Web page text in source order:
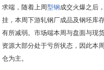
求端，随着上周型钢成交火爆之后
挂，本周下游轧钢厂成品及钢坯库
有所减弱。市场端本周与盘面与现
资源大部分处于亏所状态，因此本
仓为主。